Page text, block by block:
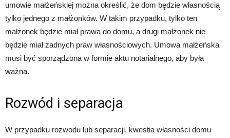
umowie małżeńskiej można określić, że dom będzie własnością
tylko jednego z małżonków. W takim przypadku, tylko ten
małżonek będzie miał prawa do domu, a drugi małżonek nie
będzie miał żadnych praw własnościowych. Umowa małżeńska
musi być sporządzona w formie aktu notarialnego, aby była
ważna.
Rozwód i separacja
W przypadku rozwodu lub separacji, kwestia własności domu